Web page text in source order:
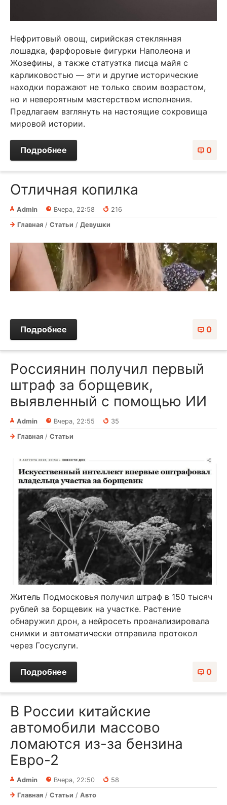
Нефритовый овощ, сирийская стеклянная
лошадка, фарфоровые фигурки Наполеона и
Жозефины, а также статуэтка писца майя с
карликовостью — эти и другие исторические
находки поражают не только своим возрастом,
но и невероятным мастерством исполнения.
Предлагаем взглянуть на настоящие сокровища
мировой истории.
0
Подробнее
Отличная копилка
Admin Вчера, 22:58
216
Главная / Статьи / Девушки
0
Подробнее
Россиянин получил первый
штраф за борщевик,
выявленный с помощью ИИ
Admin Вчера, 22:55
35
Главная / Статьи
Житель Подмосковья получил штраф в 150 тысяч
рублей за борщевик на участке. Растение
обнаружил дрон, а нейросеть проанализировала
снимки и автоматически отправила протокол
через Госуслуги.
0
Подробнее
В России китайские
автомобили массово
ломаются из-за бензина
Евро-2
Admin Вчера, 22:50
58
Главная / Статьи / Авто